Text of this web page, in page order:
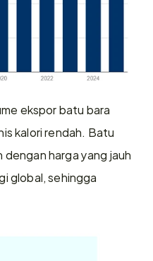
ekspor batu bara
kalori rendah. Batu
harga yang jauh
global, sehingga